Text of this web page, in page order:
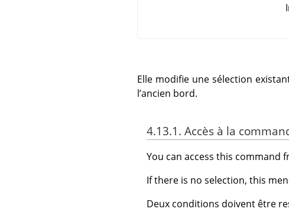
Elle modifie une sélection
l’ancien bord.
4.13.1. Accès à la
You can access this
If there is no selection, this
Deux conditions doivent être